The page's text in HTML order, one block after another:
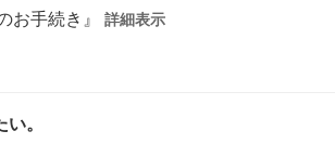
手続き』 詳細表示
。